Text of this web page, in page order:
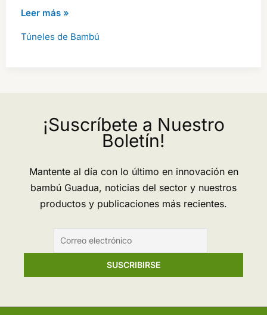
Túneles
su
Siembra
Leer más »
Túneles de Bambú
¡Suscríbete a Nuestro
Boletín!
Mantente al día con lo último en innovación en
bambú Guadua, noticias del sector y nuestros
productos y publicaciones más recientes.